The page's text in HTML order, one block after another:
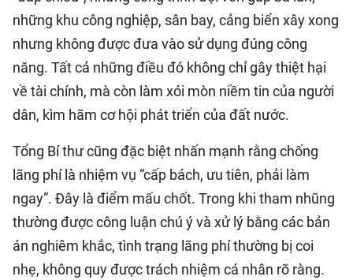
những khu công nghiệp, sân bay, cảng biển xây xong
nhưng không được đưa vào sử dụng đúng công
năng. Tất cả những điều đó không chỉ gây thiệt hại
về tài chính, mà còn làm xói mòn niềm tin của người
dân, kìm hãm cơ hội phát triển của đất nước.
Tổng Bí thư cũng đặc biệt nhấn mạnh rằng chống
lãng phí là nhiệm vụ “cấp bách, ưu tiên, phải làm
ngay”. Đây là điểm mấu chốt. Trong khi tham nhũng
thường được công luận chú ý và xử lý bằng các bản
án nghiêm khắc, tình trạng lãng phí thường bị coi
nhẹ, không quy được trách nhiệm cá nhân rõ ràng.